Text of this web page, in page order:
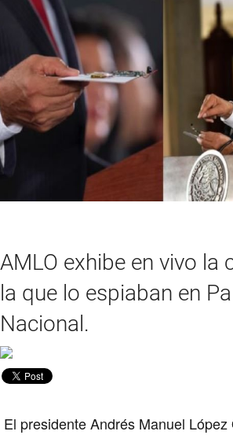
AMLO exhibe en vivo la
la que lo espiaban en
Nacional.
El presidente Andrés Manuel